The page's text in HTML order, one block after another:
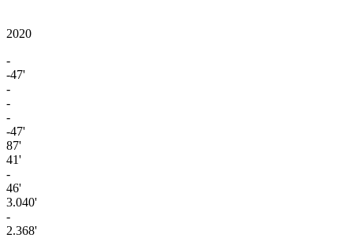
2020
-
-47'
-
-
-
-47'
87'
41'
-
46'
3.040'
-
2.368'